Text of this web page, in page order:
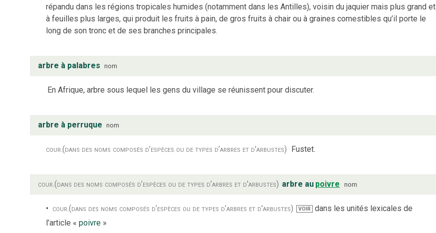
répandu dans les régions tropicales humides (notamment dans les Antilles), voisin du jaquier mais plus grand et
à feuilles plus larges, qui produit les fruits à pain, de gros fruits à chair ou à graines comestibles qu’il porte le
long de son tronc et de ses branches principales.
arbre à palabres nom
En Afrique, arbre sous lequel les gens du village se réunissent pour discuter.
arbre à perruque nom
cour.(dans des noms composés d’espèces ou de types d’arbres et d'arbustes) Fustet.
cour.(dans des noms composés d’espèces ou de types d’arbres et d'arbustes) arbre au poivre nom
cour.(dans des noms composés d’espèces ou de types d’arbres et d'arbustes) VOIR dans les unités lexicales de
l’article « poivre »